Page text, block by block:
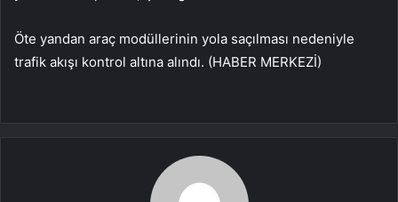
Öte yandan araç modüllerinin yola saçılması nedeniyle
trafik akışı kontrol altına alındı. (HABER MERKEZİ)